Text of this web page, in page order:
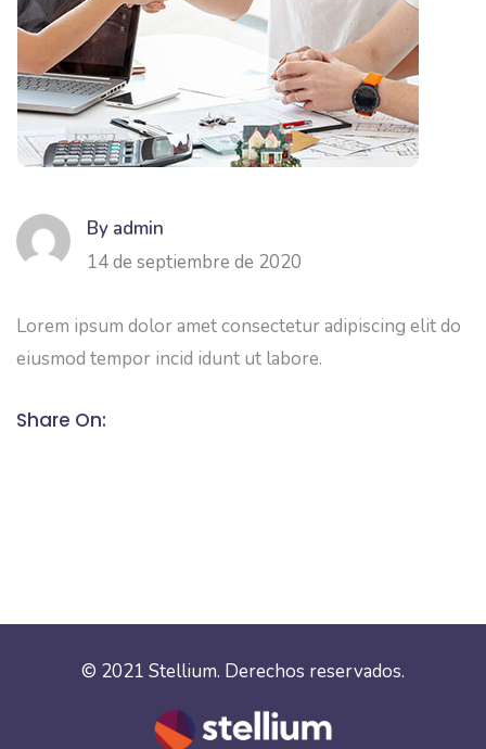
By admin
14 de septiembre de 2020
Lorem ipsum dolor amet consectetur adipiscing elit do
eiusmod tempor incid idunt ut labore.
Share On:
© 2021 Stellium. Derechos reservados.